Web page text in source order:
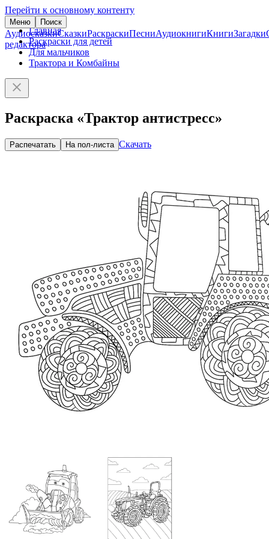
Перейти к основному контенту
Меню Поиск
АудиосказкиСказкиРаскраскиПесниАудиокнигиКнигиЗагадки
редактора
Главная
Раскраски для детей
Для мальчиков
Трактора и Комбайны
Раскраска «Трактор антистресс»
Распечатать На пол-листа Скачать